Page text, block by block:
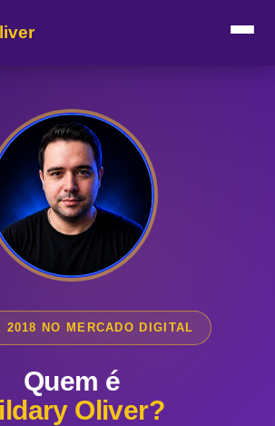
2018 NO MERCADO DIGITAL
Quem é
Oliver?